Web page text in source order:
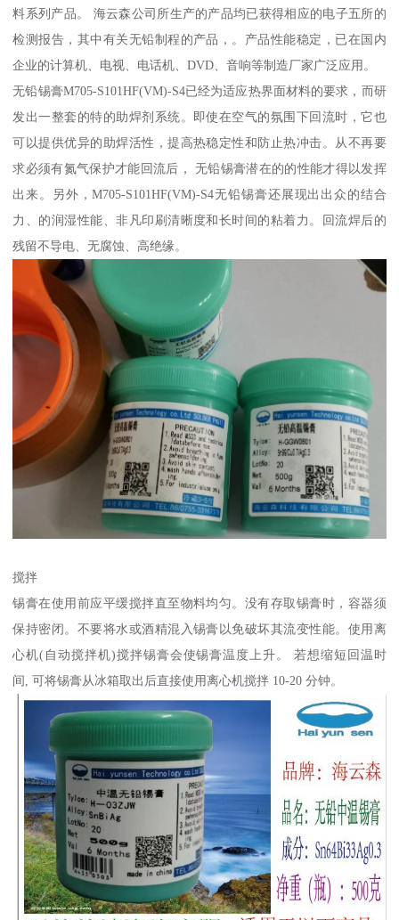
料系列产品。 海云森公司所生产的产品均已获得相应的电子五所的
检测报告，其中有关无铅制程的产品，。产品性能稳定，已在国内
企业的计算机、电视、电话机、DVD、音响等制造厂家广泛应用。
无铅锡膏M705-S101HF(VM)-S4已经为适应热界面材料的要求，而研
发出一整套的特的助焊剂系统。即使在空气的氛围下回流时，它也
可以提供优异的助焊活性，提高热稳定性和防止热冲击。从不再要
求必须有氮气保护才能回流后， 无铅锡膏潜在的的性能才得以发挥
出来。另外，M705-S101HF(VM)-S4无铅锡膏还展现出出众的结合
力、的润湿性能、非凡印刷清晰度和长时间的粘着力。回流焊后的
残留不导电、无腐蚀、高绝缘。
搅拌
锡膏在使用前应平缓搅拌直至物料均匀。没有存取锡膏时，容器须
保持密闭。不要将水或酒精混入锡膏以免破坏其流变性能。使用离
心机(自动搅拌机)搅拌锡膏会使锡膏温度上升。 若想缩短回温时
间, 可将锡膏从冰箱取出后直接使用离心机搅拌 10-20 分钟。